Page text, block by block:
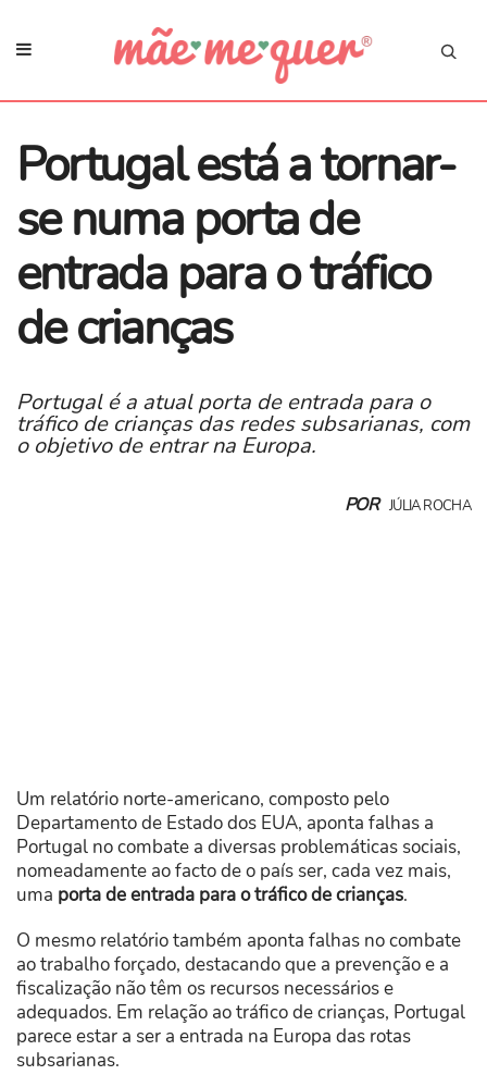
Portugal está a tornar-
se numa porta de
entrada para o tráfico
de crianças
Portugal é a atual porta de entrada para o
tráfico de crianças das redes subsarianas, com
o objetivo de entrar na Europa.
POR JÚLIA ROCHA
Um relatório norte-americano, composto pelo
Departamento de Estado dos EUA, aponta falhas a
Portugal no combate a diversas problemáticas sociais,
nomeadamente ao facto de o país ser, cada vez mais,
uma porta de entrada para o tráfico de crianças.
O mesmo relatório também aponta falhas no combate
ao trabalho forçado, destacando que a prevenção e a
fiscalização não têm os recursos necessários e
adequados. Em relação ao tráfico de crianças, Portugal
parece estar a ser a entrada na Europa das rotas
subsarianas.